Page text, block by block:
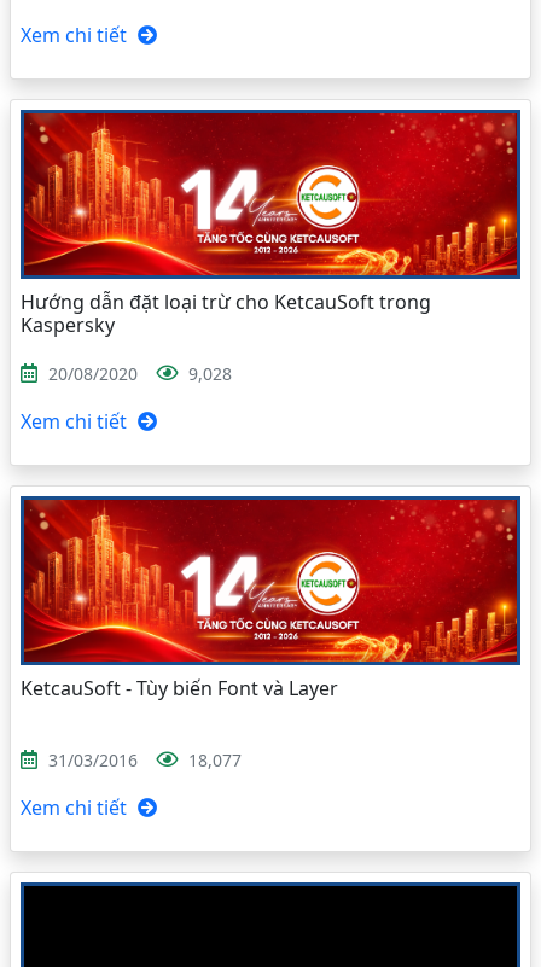
Xem chi tiết
Hướng dẫn đặt loại trừ cho KetcauSoft trong
Kaspersky
20/08/2020 9,028
Xem chi tiết
KetcauSoft - Tùy biến Font và Layer
31/03/2016 18,077
Xem chi tiết